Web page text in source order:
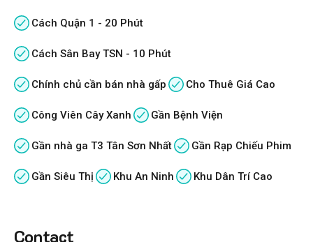
Cách Quận 1 - 20 Phút
Cách Sân Bay TSN - 10 Phút
Chính chủ cần bán nhà gấp Cho Thuê Giá Cao
Công Viên Cây Xanh Gần Bệnh Viện
Gần nhà ga T3 Tân Sơn Nhất Gần Rạp Chiếu Phim
Gần Siêu Thị Khu An Ninh Khu Dân Trí Cao
Contact